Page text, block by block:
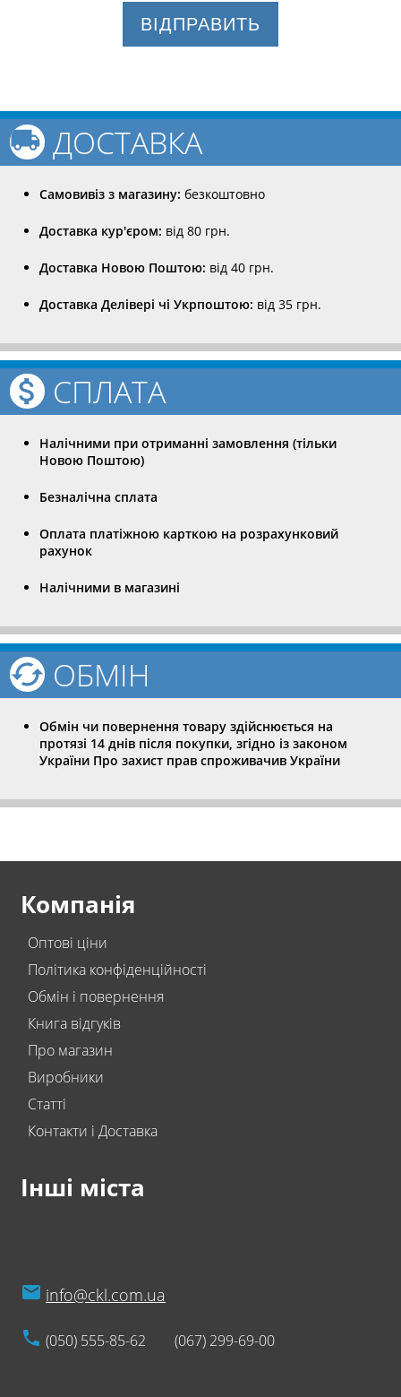
ВІДПРАВИТЬ
ДОСТАВКА
Самовивіз з магазину: безкоштовно
Доставка кур'єром: від 80 грн.
Доставка Новою Поштою: від 40 грн.
Доставка Делівері чі Укрпоштою: від 35 грн.
СПЛАТА
Налічними при отриманні замовлення (тільки
Новою Поштою)
Безналічна сплата
Оплата платіжною карткою на розрахунковий
рахунок
Налічними в магазині
ОБМІН
Обмін чи повернення товару здійснюється на
протязі 14 днів після покупки, згідно із законом
України Про захист прав спроживачив України
Компанія
Оптові ціни
Політика конфіденційності
Обмін і повернення
Книга відгуків
Про магазин
Виробники
Статті
Контакти і Доставка
Інші міста
info@ckl.com.ua
(050) 555-85-62 (067) 299-69-00